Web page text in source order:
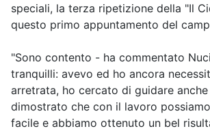
speciali, la terza ripetizione della "Il
questo primo appuntamento del
"Sono contento - ha commentato
tranquilli: avevo ed ho ancora
arretrata, ho cercato di guidare
dimostrato che con il lavoro
facile e abbiamo ottenuto un bel